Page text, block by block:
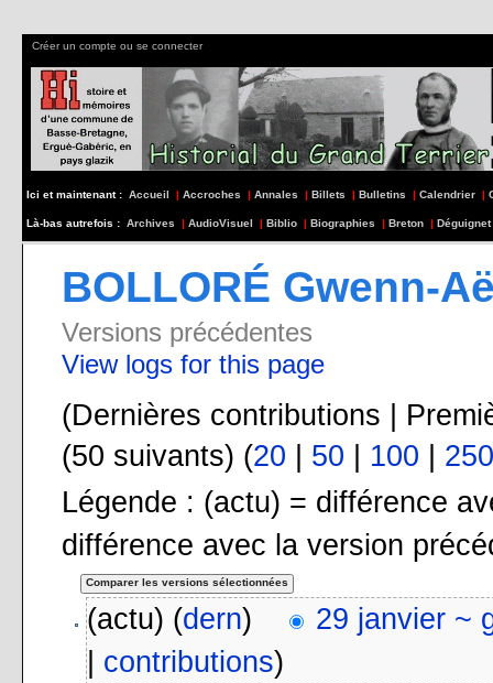
Créer un compte ou se connecter
Ici et maintenant : Accueil | Accroches | Annales | Billets | Bulletins | Calendrier |
Là-bas autrefois : Archives | AudioVisuel | Biblio | Biographies | Breton | Déguignet
BOLLORÉ Gwenn-
Versions précédentes
View logs for this page
(Dernières contributions |
(50 suivants) (20 50 100
250
Légende : (actu) = différence
différence avec la version
(actu) (dern)
29 janvier ~
contributions)